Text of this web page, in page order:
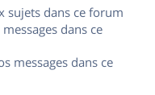
sujets dans ce forum
dans ce
messages dans ce